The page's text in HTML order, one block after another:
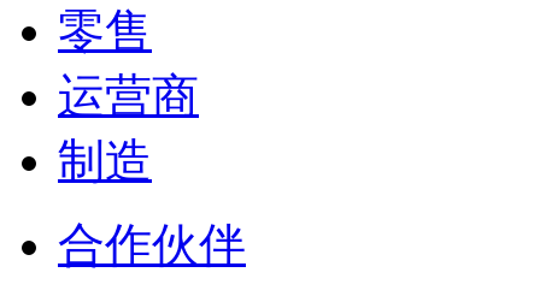
零售
运营商
制造
合作伙伴